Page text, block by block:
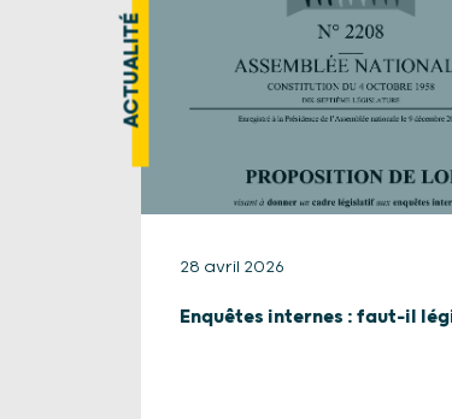
ACTUALITÉ
28 avril 2026
Enquêtes internes : faut-il